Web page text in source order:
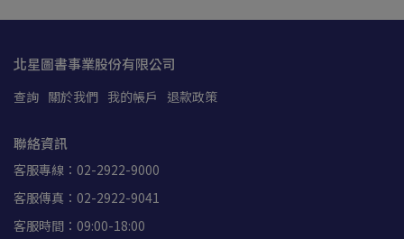
北星圖書事業股份有限公司
查詢 關於我們 我的帳戶 退款政策
聯絡資訊
客服專線：02-2922-9000
客服傳真：02-2922-9041
客服時間：09:00-18:00